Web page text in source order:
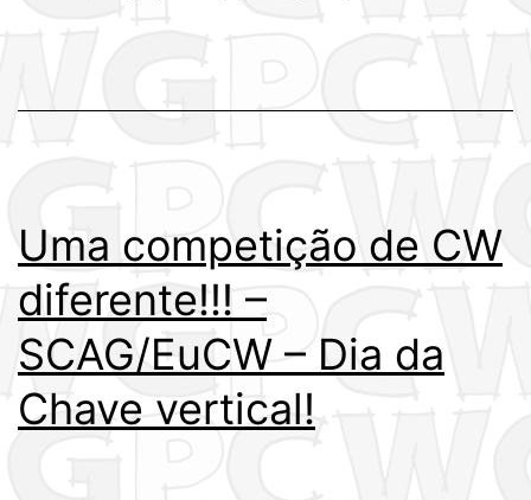
Uma competição de CW
diferente!!! –
SCAG/EuCW – Dia da
Chave vertical!